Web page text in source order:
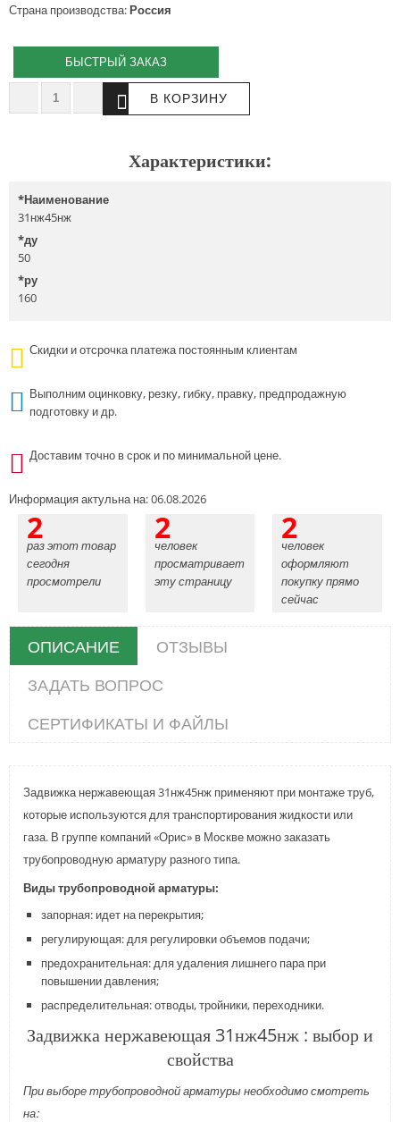
Страна производства:Россия
БЫСТРЫЙ ЗАКАЗ
Характеристики:
*Наименование
31нж45нж
*ду
50
*ру
160
Скидки и отсрочка платежа постоянным клиентам
Выполним оцинковку, резку, гибку, правку, предпродажную
подготовку и др.
Доставим точно в срок и по минимальной цене.
Информация актульна на: 06.08.2026
2
раз этот товар
сегодня
просмотрели
2
человек
просматривает
эту страницу
2
человек
оформляют
покупку прямо
сейчас
ОПИСАНИЕ
ОТЗЫВЫ
ЗАДАТЬ ВОПРОС
СЕРТИФИКАТЫ И ФАЙЛЫ
Задвижка нержавеющая 31нж45нж применяют при монтаже труб,
которые используются для транспортирования жидкости или
газа. В группе компаний «Орис» в Москве можно заказать
трубопроводную арматуру разного типа.
Виды трубопроводной арматуры:
запорная: идет на перекрытия;
регулирующая: для регулировки объемов подачи;
предохранительная: для удаления лишнего пара при
повышении давления;
распределительная: отводы, тройники, переходники.
Задвижка нержавеющая 31нж45нж : выбор и
свойства
При выборе трубопроводной арматуры необходимо смотреть
на: